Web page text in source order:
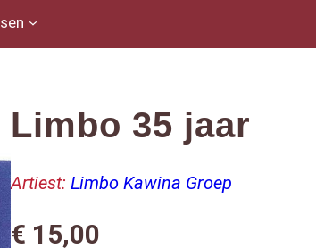
Limbo 35 jaar
Artiest: Limbo Kawina Groep
€ 15,00